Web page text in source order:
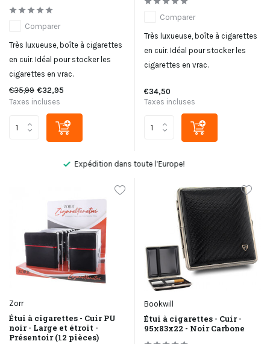
Comparer
Très luxueuse, boîte à cigarettes
en cuir. Idéal pour stocker les
cigarettes en vrac.
€35,99 €32,95
Taxes incluses
Comparer
Très luxueuse, boîte à cigarettes
en cuir. Idéal pour stocker les
cigarettes en vrac.
€34,50
Taxes incluses
Pas satisfait, remboursement
Zorr
Étui à cigarettes - Cuir PU
noir - Large et étroit -
Présentoir (12 pièces)
Bookwill
Étui à cigarettes - Cuir -
95x83x22 - Noir Carbone